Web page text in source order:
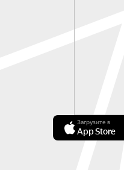
Загрузите в
App Store